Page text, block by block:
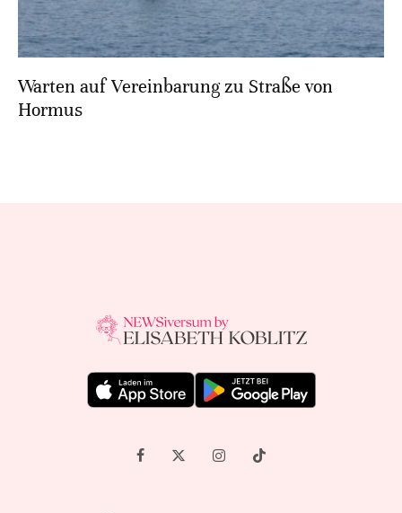
Warten auf Vereinbarung zu Straße von
Hormus